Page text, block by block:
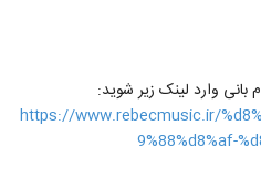
وارد لینک زیر شوید:
https://www.rebecmusic.ir/
9%88%d8%af-